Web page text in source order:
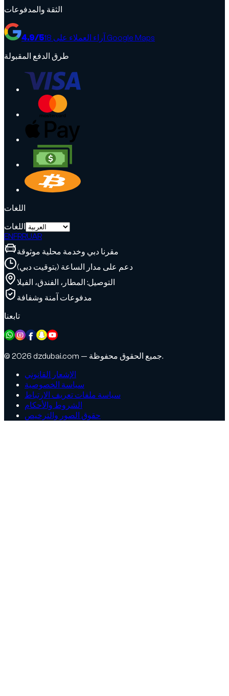
الثقة والمدفوعات
4.9/518
آراء العملاء على Google Maps
طرق الدفع المقبولة
اللغات
اللغات
ENFRRUAR
مقرنا دبي وخدمة محلية موثوقة
دعم على مدار الساعة (بتوقيت دبي)
التوصيل: المطار، الفندق، الفيلا
مدفوعات آمنة وشفافة
تابعنا
© 2026 dzdubai.com — جميع الحقوق محفوظة.
الإشعار القانوني
سياسة الخصوصية
سياسة ملفات تعريف الارتباط
الشروط والأحكام
حقوق الصور والترخيص